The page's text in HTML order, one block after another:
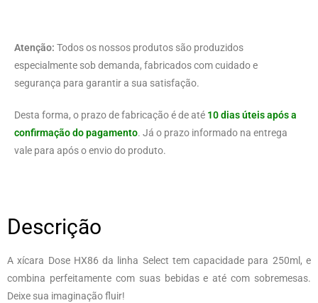
Atenção: Todos os nossos produtos são produzidos
especialmente sob demanda, fabricados com cuidado e
segurança para garantir a sua satisfação.
Desta forma, o prazo de fabricação é de até 10 dias úteis após a
confirmação do pagamento. Já o prazo informado na entrega
vale para após o envio do produto.
Descrição
A xícara Dose HX86 da linha Select tem capacidade para 250ml, e
combina perfeitamente com suas bebidas e até com sobremesas.
Deixe sua imaginação fluir!